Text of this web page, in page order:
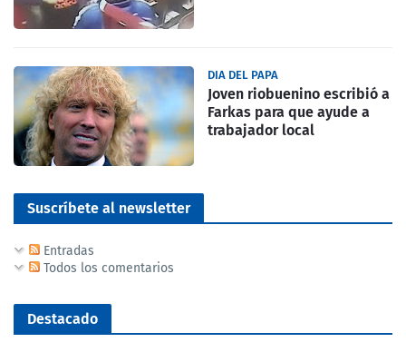
DIA DEL PAPA
Joven riobuenino escribió a
Farkas para que ayude a
trabajador local
Suscríbete al newsletter
Entradas
Todos los comentarios
Destacado